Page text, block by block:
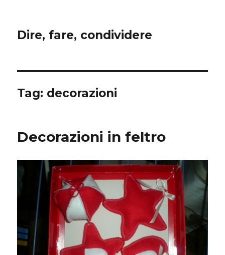
Dire, fare, condividere
Tag: decorazioni
Decorazioni in feltro